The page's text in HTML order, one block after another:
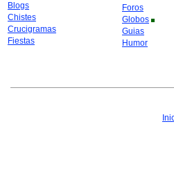
Blogs
Chistes
Crucigramas
Fiestas
Foros
Globos
Guias
Humor